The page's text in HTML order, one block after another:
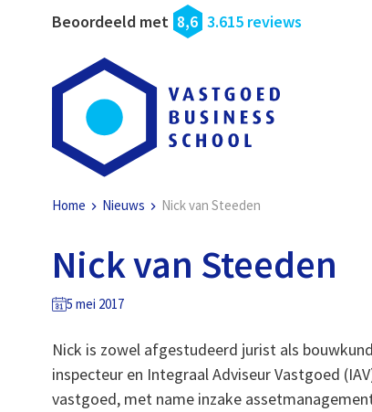
Beoordeeld met 8,6 3.615 reviews
Home Nieuws Nick van Steeden
Nick van Steeden
5 mei 2017
Nick is zowel afgestudeerd jurist als
inspecteur en Integraal Adviseur Vastgoed
vastgoed, met name inzake